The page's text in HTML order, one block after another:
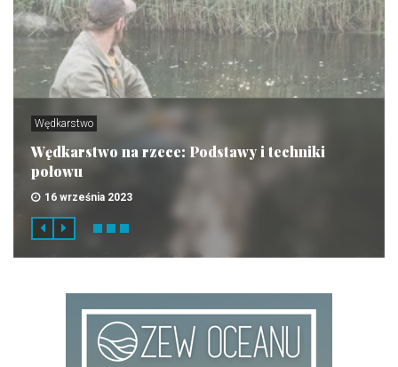
Wędkarstwo
Wędkarstwo na rzece: Podstawy i techniki
połowu
16 września 2023